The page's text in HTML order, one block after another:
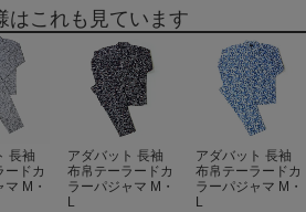
はこれも見ています
長袖
ードカ
M・
アダバット 長袖
布帛テーラードカ
ラーパジャマ M・
L
アダバット 長袖
布帛テーラードカ
ラーパジャマ M・
L